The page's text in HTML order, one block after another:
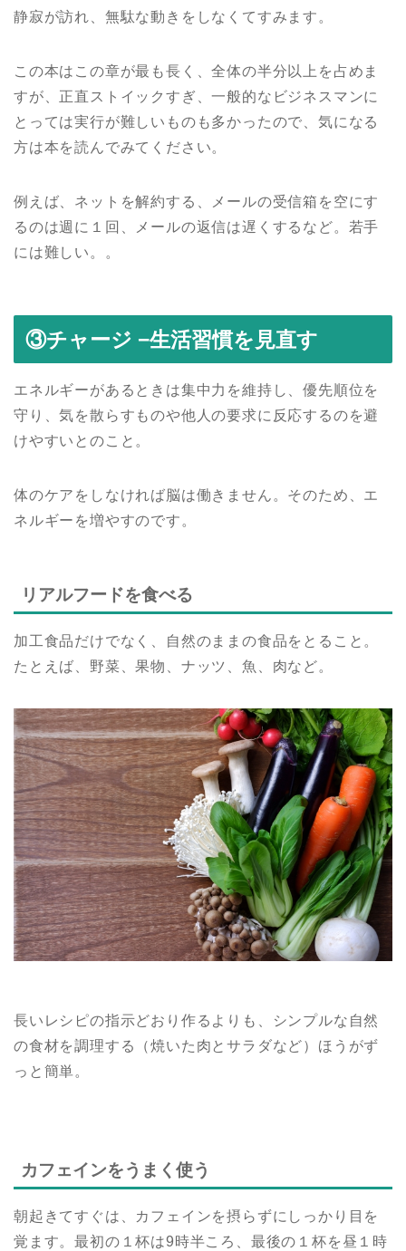
静寂が訪れ、無駄な動きをしなくてすみます。
この本はこの章が最も長く、全体の半分以上を占めま
すが、正直ストイックすぎ、一般的なビジネスマンに
とっては実行が難しいものも多かったので、気になる
方は本を読んでみてください。
例えば、ネットを解約する、メールの受信箱を空にす
るのは週に１回、メールの返信は遅くするなど。若手
には難しい。。
③チャージ −生活習慣を見直す
エネルギーがあるときは集中力を維持し、優先順位を
守り、気を散らすものや他人の要求に反応するのを避
けやすいとのこと。
体のケアをしなければ脳は働きません。そのため、エ
ネルギーを増やすのです。
リアルフードを食べる
加工食品だけでなく、自然のままの食品をとること。
たとえば、野菜、果物、ナッツ、魚、肉など。
長いレシピの指示どおり作るよりも、シンプルな自然
の食材を調理する（焼いた肉とサラダなど）ほうがず
っと簡単。
カフェインをうまく使う
朝起きてすぐは、カフェインを摂らずにしっかり目を
覚ます。最初の１杯は9時半ころ、最後の１杯を昼１時